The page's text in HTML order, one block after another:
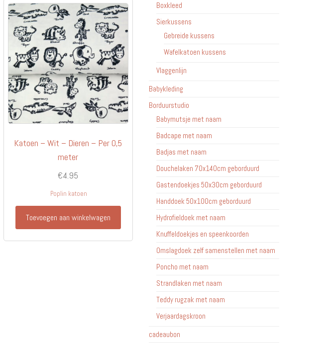
Katoen – Wit – Dieren – Per 0,5
meter
€4.95
Poplin katoen
Toevoegen aan winkelwagen
Boxkleed
Sierkussens
Gebreide kussens
Wafelkatoen kussens
Vlaggenlijn
Babykleding
Borduurstudio
Babymutsje met naam
Badcape met naam
Badjas met naam
Douchelaken 70x140cm geborduurd
Gastendoekjes 50x30cm geborduurd
Handdoek 50x100cm geborduurd
Hydrofieldoek met naam
Knuffeldoekjes en speenkoorden
Omslagdoek zelf samenstellen met naam
Poncho met naam
Strandlaken met naam
Teddy rugzak met naam
Verjaardagskroon
cadeaubon